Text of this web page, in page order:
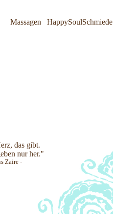
Massagen HappySoulSchmiede
das gibt.
nur her."
Zaire -